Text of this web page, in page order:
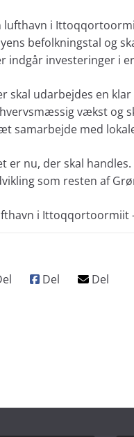
lufthavn i
befolkningstal og
indgår investeringer i
skal udarbejdes en
vækst og
samarbejde med
er nu, der skal
som resten af
i Ittoqqortoormiit